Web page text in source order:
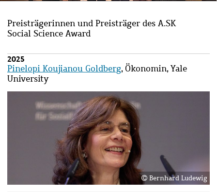
Preisträgerinnen und Preisträger des A.SK
Social Science Award
2025
Pinelopi Koujianou Goldberg, Ökonomin, Yale
University
Bernhard Ludewig